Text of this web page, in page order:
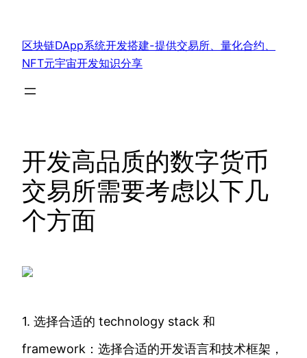
区块链DApp系统开发搭建-提供交易所、量化合约、
NFT元宇宙开发知识分享
开发高品质的数字货币
交易所需要考虑以下几
个方面
1. 选择合适的 technology stack 和
framework：选择合适的开发语言和技术框架，